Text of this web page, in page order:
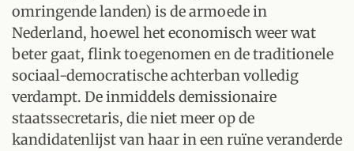
omringende landen) is de armoede in
Nederland, hoewel het economisch weer wat
beter gaat, flink toegenomen en de traditionele
sociaal-democratische achterban volledig
verdampt. De inmiddels demissionaire
staatssecretaris, die niet meer op de
kandidatenlijst van haar in een ruïne veranderde